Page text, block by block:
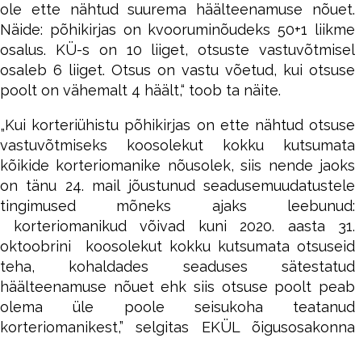
ole ette nähtud suurema häälteenamuse nõuet.
Näide: põhikirjas on kvooruminõudeks 50+1 liikme
osalus. KÜ-s on 10 liiget, otsuste vastuvõtmisel
osaleb 6 liiget. Otsus on vastu võetud, kui otsuse
poolt on vähemalt 4 häält,“ toob ta näite.
„Kui korteriühistu põhikirjas on ette nähtud otsuse
vastuvõtmiseks koosolekut kokku kutsumata
kõikide korteriomanike nõusolek, siis nende jaoks
on tänu 24. mail jõustunud seadusemuudatustele
tingimused mõneks ajaks leebunud:
korteriomanikud võivad kuni 2020. aasta 31.
oktoobrini koosolekut kokku kutsumata otsuseid
teha, kohaldades seaduses sätestatud
häälteenamuse nõuet ehk siis otsuse poolt peab
olema üle poole seisukoha teatanud
korteriomanikest,” selgitas EKÜL õigusosakonna